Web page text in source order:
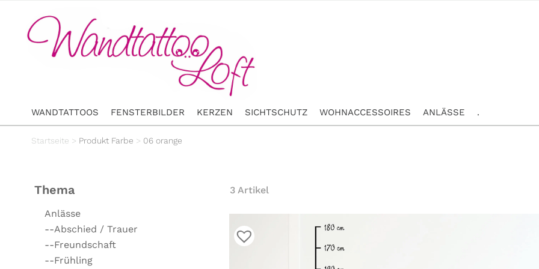
WANDTATTOOS FENSTERBILDER KERZEN SICHTSCHUTZ WOHNACCESSOIRES ANLÄSSE .
Startseite > Produkt Farbe > 06 orange
Thema
Anlässe
--Abschied / Trauer
--Freundschaft
--Frühling
3 Artikel